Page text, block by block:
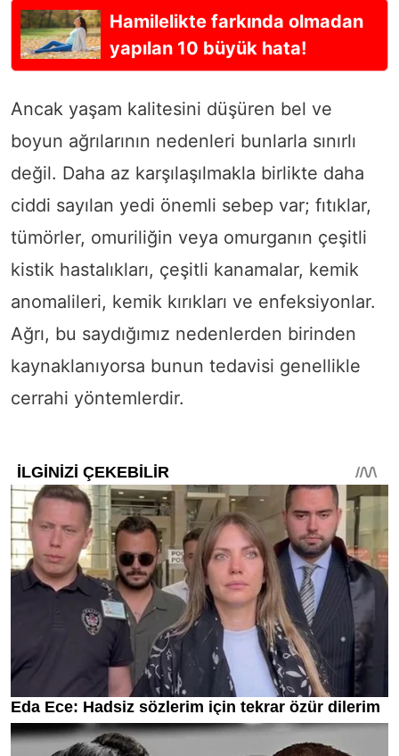
Hamilelikte farkında olmadan
yapılan 10 büyük hata!
Ancak yaşam kalitesini düşüren bel ve
boyun ağrılarının nedenleri bunlarla sınırlı
değil. Daha az karşılaşılmakla birlikte daha
ciddi sayılan yedi önemli sebep var; fıtıklar,
tümörler, omuriliğin veya omurganın çeşitli
kistik hastalıkları, çeşitli kanamalar, kemik
anomalileri, kemik kırıkları ve enfeksiyonlar.
Ağrı, bu saydığımız nedenlerden birinden
kaynaklanıyorsa bunun tedavisi genellikle
cerrahi yöntemlerdir.